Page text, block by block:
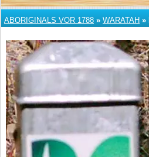
ABORIGINALS VOR 1788 » WARATAH »